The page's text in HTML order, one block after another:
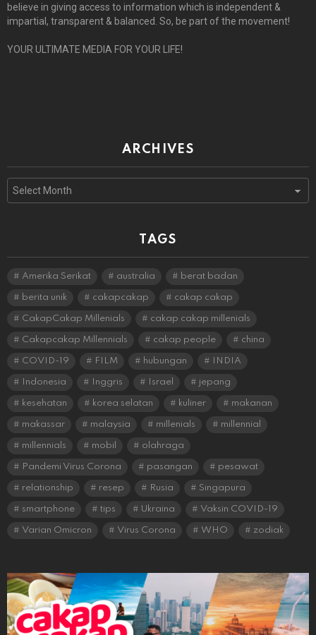
believe in giving access to information which is independent &
impartial, transparent & balanced. So, be part of the movement!
YOUR ULTIMATE MEDIA FOR YOUR LIFE!
ARCHIVES
Archives
TAGS
Amerika Serikat australia berat badan
berita unik cakapcakap cakap cakap
CakapCakap Millenials cakap cakap millenials
Cakapcakap Millennials cakap people china
COVID-19 FILM hubungan INDIA
Indonesia Inggris Israel jepang
kesehatan korea selatan kuliner makanan
makassar malaysia millenials millennial
millennials mobil olahraga
Pandemi Virus Corona pasangan pesawat
relationship resep Rusia Singapura
smartphone tips Ukraina Vaksin COVID-19
Varian Omicron Virus Corona WHO zodiak